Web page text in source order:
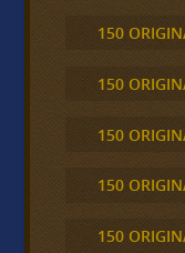
150
150
150
150
150